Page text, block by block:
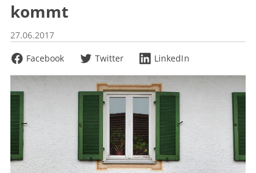
kommt
27.06.2017
Facebook
Twitter LinkedIn